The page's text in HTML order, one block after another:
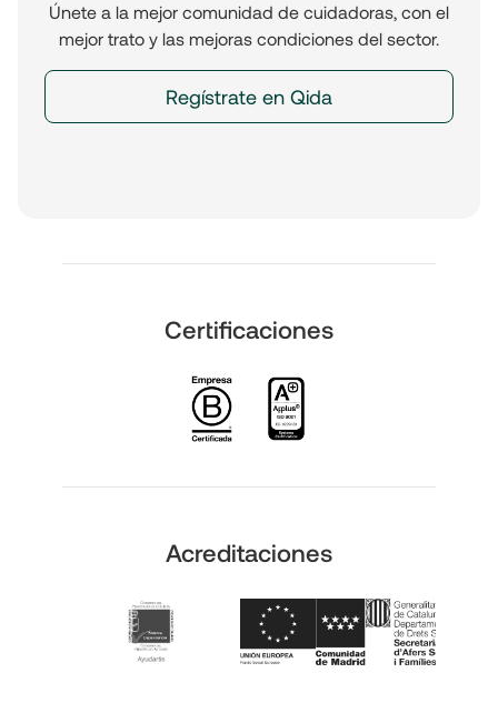
Únete a la mejor comunidad de cuidadoras, con el
mejor trato y las mejoras condiciones del sector.
Regístrate en Qida
Certificaciones
Acreditaciones